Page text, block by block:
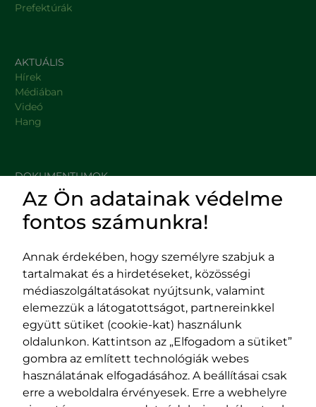
Prefektúrák
AKTUÁLIS
Hírek
Médiában
Videó
Hang
DOKUMENTUMOK
HASZNOS LINKEK
Impresszum
Adatvédelmi szabályzat
EPP program
400029 Kolozsvár,
Fürdő (Card. Iuliu Hossu) utca, 41.
szám
tel/fax:0723 250 321
email:office@rmdsz.ro
400489 Kolozsvár,
Majális utca, 60.
szám
tel/fax:0264 590 758
email:
Az Ön adatainak védelme
fontos számunkra!
Annak érdekében, hogy személyre szabjuk a
tartalmakat és a hirdetéseket, közösségi
médiaszolgáltatásokat nyújtsunk, valamint
elemezzük a látogatottságot, partnereinkkel
együtt sütiket (cookie-kat) használunk
oldalunkon. Kattintson az „Elfogadom a sütiket”
gombra az említett technológiák webes
használatának elfogadásához. A beállításai csak
erre a weboldalra érvényesek. Erre a webhelyre